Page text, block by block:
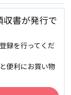
書が発行で
録を行ってくだ
便利にお買い物